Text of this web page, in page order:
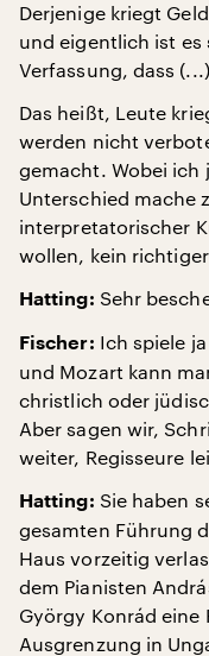
Derjenige kriegt
und eigentlich ist es
Verfassung, dass
Das heißt, Leute
werden nicht
gemacht. Wobei ich
Unterschied mache
interpretatorischer
wollen, kein
Hatting: Sehr
Fischer: Ich spiele
und Mozart kann
christlich oder
Aber sagen wir,
weiter, Regisseure
Hatting: Sie haben
gesamten Führung
Haus vorzeitig
dem Pianisten
György Konrád eine
Ausgrenzung in